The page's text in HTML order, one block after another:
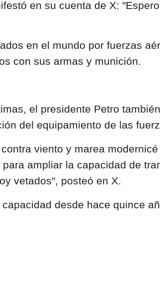
en su cuenta de X:
en el mundo por fuerzas
con sus armas y munición.
el presidente Petro
del equipamiento de las
viento y marea
ampliar la capacidad de
vetados", posteó en X.
desde hace quince